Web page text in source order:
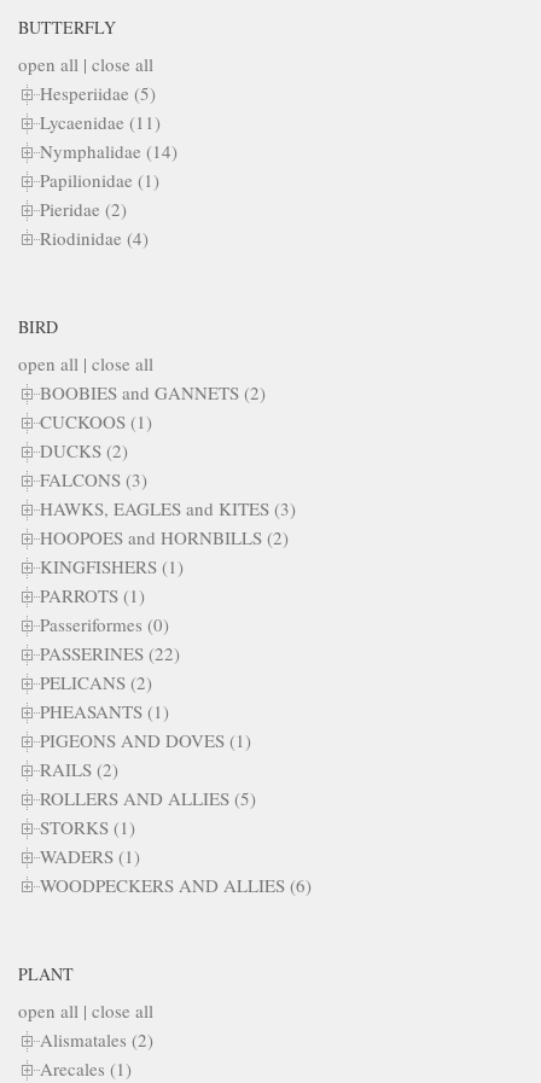
BUTTERFLY
open all | close all
Hesperiidae (5)
Lycaenidae (11)
Nymphalidae (14)
Papilionidae (1)
Pieridae (2)
Riodinidae (4)
BIRD
open all | close all
BOOBIES and GANNETS (2)
CUCKOOS (1)
DUCKS (2)
FALCONS (3)
HAWKS, EAGLES and KITES (3)
HOOPOES and HORNBILLS (2)
KINGFISHERS (1)
PARROTS (1)
Passeriformes (0)
PASSERINES (22)
PELICANS (2)
PHEASANTS (1)
PIGEONS AND DOVES (1)
RAILS (2)
ROLLERS AND ALLIES (5)
STORKS (1)
WADERS (1)
WOODPECKERS AND ALLIES (6)
PLANT
open all | close all
Alismatales (2)
Arecales (1)